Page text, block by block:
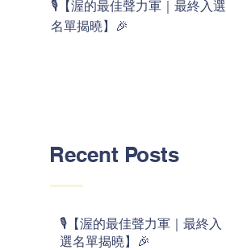
🎙️【渥的最佳聲力軍｜最終入選
名單揭曉】🎉
Recent Posts
🎙️【渥的最佳聲力軍｜最終入
選名單揭曉】🎉